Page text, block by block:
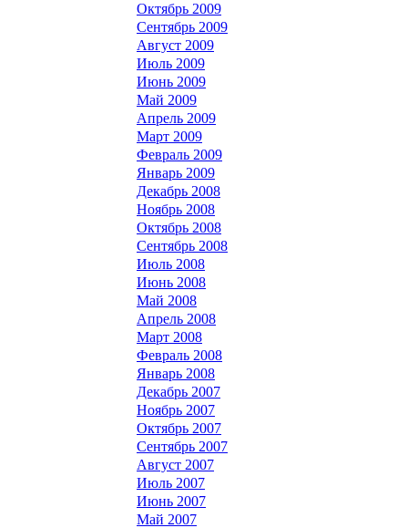
Октябрь 2009
Сентябрь 2009
Август 2009
Июль 2009
Июнь 2009
Май 2009
Апрель 2009
Март 2009
Февраль 2009
Январь 2009
Декабрь 2008
Ноябрь 2008
Октябрь 2008
Сентябрь 2008
Июль 2008
Июнь 2008
Май 2008
Апрель 2008
Март 2008
Февраль 2008
Январь 2008
Декабрь 2007
Ноябрь 2007
Октябрь 2007
Сентябрь 2007
Август 2007
Июль 2007
Июнь 2007
Май 2007